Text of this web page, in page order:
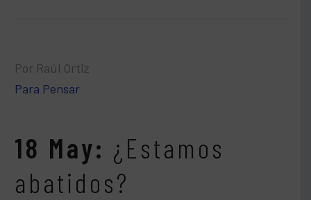
Por Raúl Ortiz
Para Pensar
18 May: ¿Estamos
abatidos?